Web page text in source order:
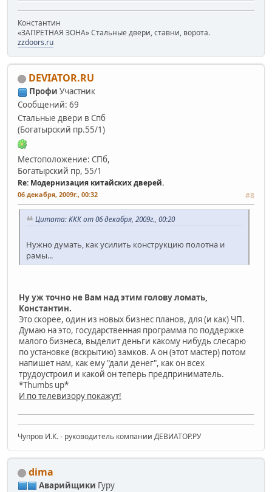
Константин
«ЗАПРЕТНАЯ ЗОНА» Стальные двери, ставни, ворота.
zzdoors.ru
DEVIATOR.RU
Профи Участник
Сообщений: 69
Стальные двери в Спб
(Богатырский пр.55/1)
Местоположение: СПб,
Богатырский пр, 55/1
Re: Модернизация китайских дверей.
06 декабря, 2009г., 00:32 #8
Цитата: KKK от 06 декабря, 2009г., 00:20
Нужно думать, как усилить конструкцию полотна и
рамы...
Ну уж точно не Вам над этим голову ломать,
Константин.
Это скорее, один из новых бизнес планов, для (и как) ЧП.
Думаю на это, государственная программа по поддержке
малого бизнеса, выделит деньги какому нибудь слесарю
по установке (вскрытию) замков. А он (этот мастер) потом
напишет нам, как ему "дали денег", как он всех
трудоустроил и какой он теперь предприниматель.
*Thumbs up*
И по телевизору покажут!
Чупров И.К. - руководитель компании ДЕВИАТОР.РУ
dima
Аварийщики Гуру